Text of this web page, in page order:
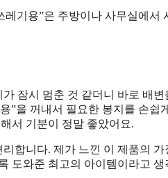
기용”은 주방이나 사무실에서
잠시 멈춘 것 같더니 바로 배변
”을 꺼내서 필요한 봉지를 손쉽
서 기분이 정말 좋았어요.
합니다. 제가 느낀 이 제품의 가
도와준 최고의 아이템이라고 생